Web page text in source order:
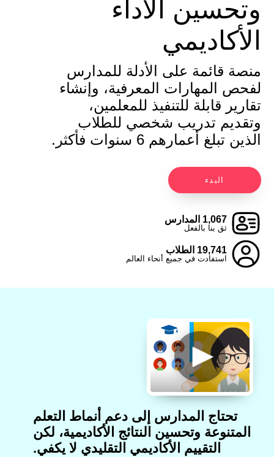
وتحسين الأداء
الأكاديمي
منصة قائمة على الأدلة للمدارس
لفحص المهارات المعرفية، وإنشاء
تقارير قابلة للتنفيذ للمعلمين،
وتقديم تدريب شخصي للطلاب
الذين تبلغ أعمارهم 6 سنوات فأكثر.
البدء
1,067 المدارس
ثق بنا بالفعل
19,741 الطلاب
استفادت في جميع أنحاء العالم
تحتاج المدارس إلى دعم أنماط التعلم
المتنوعة وتحسين النتائج الأكاديمية، لكن
التقييم الأكاديمي التقليدي لا يكفي.